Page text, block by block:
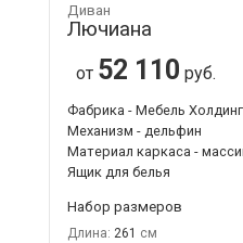
Диван
Лючиана
от 52 110 руб.
Фабрика - Мебель Холдинг
Механизм - дельфин
Материал каркаса -
Ящик для белья
Набор размеров
Длина: 261